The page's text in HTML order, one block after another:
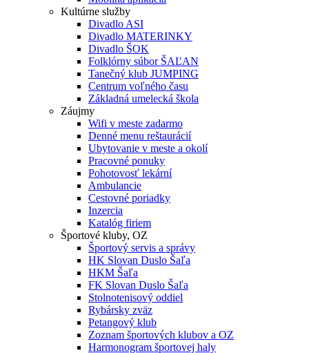
Kultúrne služby
Divadlo ASI
Divadlo MATERINKY
Divadlo ŠOK
Folklórny súbor ŠAĽAN
Tanečný klub JUMPING
Centrum voľného času
Základná umelecká škola
Záujmy
Wifi v meste zadarmo
Denné menu reštaurácií
Ubytovanie v meste a okolí
Pracovné ponuky
Pohotovosť lekární
Ambulancie
Cestovné poriadky
Inzercia
Katalóg firiem
Športové kluby, OZ
Športový servis a správy
HK Slovan Duslo Šaľa
HKM Šaľa
FK Slovan Duslo Šaľa
Stolnotenisový oddiel
Rybársky zväz
Petangový klub
Zoznam športových klubov a OZ
Harmonogram športovej haly